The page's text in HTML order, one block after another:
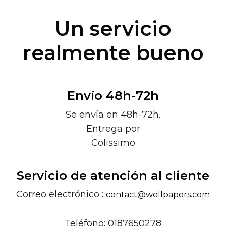
Un servicio
realmente bueno
Envío 48h-72h
Se envía en 48h-72h.
Entrega por
Colissimo
Servicio de atención al cliente
Correo electrónico : contact@wellpapers.com
Teléfono: 0187650278